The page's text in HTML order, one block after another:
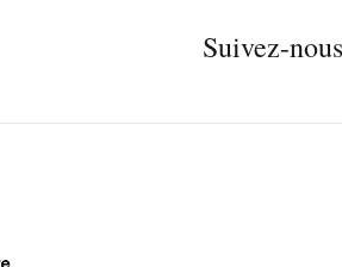
Suivez-nous